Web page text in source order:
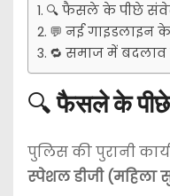
🔍 फैसले के पीछे
💬 नई गाइडलाइन
🔁 समाज में
🔍फैसले के
पुलिस की पुरानी
स्पेशल डीजी (महिला